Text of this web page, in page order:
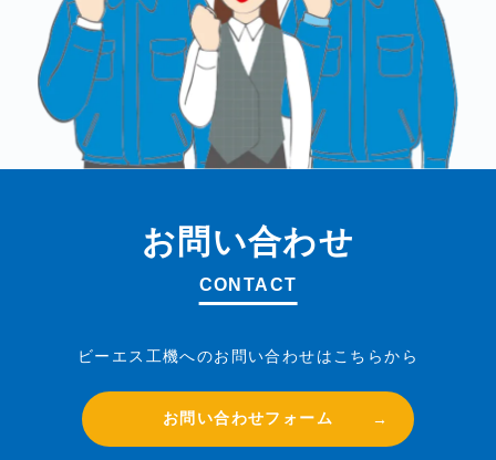
お問い合わせ
CONTACT
ビーエス工機へのお問い合わせはこちらから
お問い合わせフォーム